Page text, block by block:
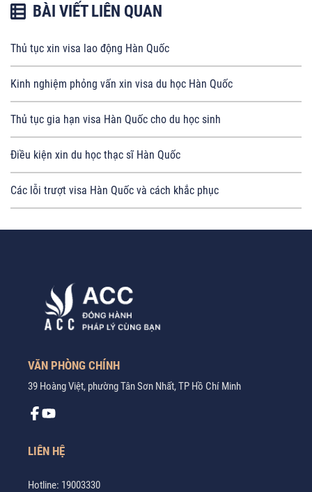
BÀI VIẾT LIÊN QUAN
Thủ tục xin visa lao động Hàn Quốc
Kinh nghiệm phỏng vấn xin visa du học Hàn Quốc
Thủ tục gia hạn visa Hàn Quốc cho du học sinh
Điều kiện xin du học thạc sĩ Hàn Quốc
Các lỗi trượt visa Hàn Quốc và cách khắc phục
VĂN PHÒNG CHÍNH
39 Hoàng Việt, phường Tân Sơn Nhất, TP Hồ Chí Minh
LIÊN HỆ
Hotline: 19003330